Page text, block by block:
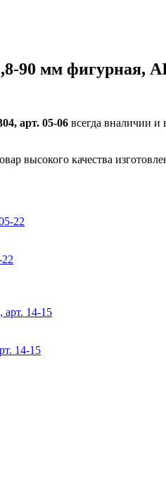
90 мм фигурная,
арт. 05-06 всегда вналичии и
высокого качества
14-15